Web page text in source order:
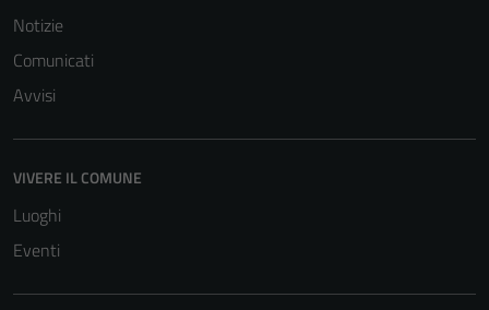
Notizie
Comunicati
Avvisi
VIVERE IL COMUNE
Luoghi
Eventi